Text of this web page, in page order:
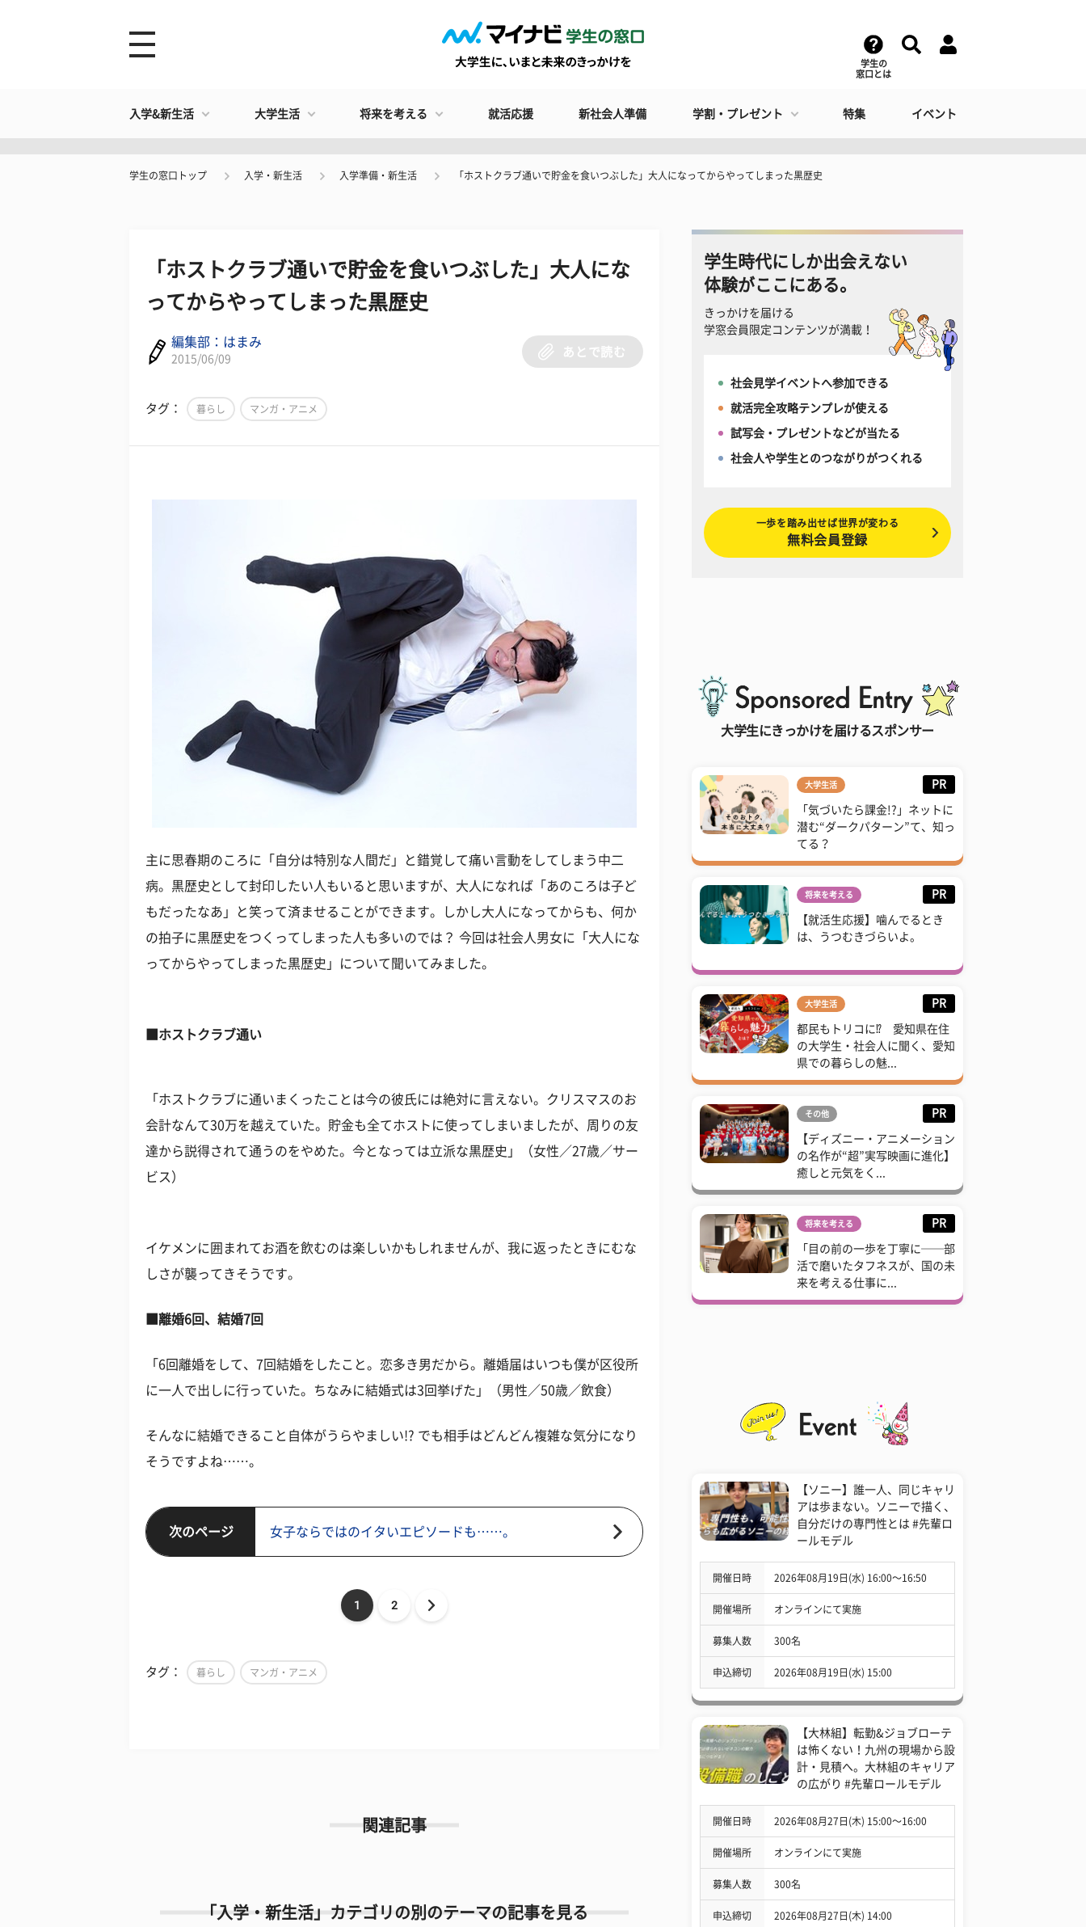
学生の
窓口とは
入学&新生活 大学生活 将来を考える 就活応援 新社会人準備 学割・プレゼント 特集 イベント
学生の窓口トップ 入学・新生活 入学準備・新生活 「ホストクラブ通いで貯金を食いつぶした」大人になってからやってしまった黒歴史
「ホストクラブ通いで貯金を食いつぶした」大人にな
ってからやってしまった黒歴史
編集部：はまみ
2015/06/09
あとで読む
タグ： 暮らし マンガ・アニメ
主に思春期のころに「自分は特別な人間だ」と錯覚して痛い言動をしてしまう中二
病。黒歴史として封印したい人もいると思いますが、大人になれば「あのころは子ど
もだったなあ」と笑って済ませることができます。しかし大人になってからも、何か
の拍子に黒歴史をつくってしまった人も多いのでは？ 今回は社会人男女に「大人にな
ってからやってしまった黒歴史」について聞いてみました。
■ホストクラブ通い
「ホストクラブに通いまくったことは今の彼氏には絶対に言えない。クリスマスのお
会計なんて30万を越えていた。貯金も全てホストに使ってしまいましたが、周りの友
達から説得されて通うのをやめた。今となっては立派な黒歴史」（女性／27歳／サー
ビス）
イケメンに囲まれてお酒を飲むのは楽しいかもしれませんが、我に返ったときにむな
しさが襲ってきそうです。
■離婚6回、結婚7回
「6回離婚をして、7回結婚をしたこと。恋多き男だから。離婚届はいつも僕が区役所
に一人で出しに行っていた。ちなみに結婚式は3回挙げた」（男性／50歳／飲食）
そんなに結婚できること自体がうらやましい!? でも相手はどんどん複雑な気分になり
そうですよね……。
次のページ 女子ならではのイタいエピソードも……。
1 2
タグ： 暮らし マンガ・アニメ
関連記事
「入学・新生活」カテゴリの別のテーマの記事を見る
学生時代にしか出会えない
体験がここにある。
きっかけを届ける
学窓会員限定コンテンツが満載！
社会見学イベントへ参加できる
就活完全攻略テンプレが使える
試写会・プレゼントなどが当たる
社会人や学生とのつながりがつくれる
一歩を踏み出せば世界が変わる
無料会員登録
大学生にきっかけを届けるスポンサー
大学生活 PR
「気づいたら課金!?」ネットに
潜む“ダークパターン”て、知っ
てる？
将来を考える PR
【就活生応援】噛んでるとき
は、うつむきづらいよ。
大学生活 PR
都民もトリコに⁉ 愛知県在住
の大学生・社会人に聞く、愛知
県での暮らしの魅...
その他 PR
【ディズニー・アニメーション
の名作が“超”実写映画に進化】
癒しと元気をく...
将来を考える PR
「目の前の一歩を丁寧に──部
活で磨いたタフネスが、国の未
来を考える仕事に...
【ソニー】誰一人、同じキャリ
アは歩まない。ソニーで描く、
自分だけの専門性とは #先輩ロ
ールモデル
開催日時 2026年08月19日(水) 16:00〜16:50
開催場所 オンラインにて実施
募集人数 300名
申込締切 2026年08月19日(水) 15:00
【大林組】転勤&ジョブローテ
は怖くない！九州の現場から設
計・見積へ。大林組のキャリア
の広がり #先輩ロールモデル
開催日時 2026年08月27日(木) 15:00〜16:00
開催場所 オンラインにて実施
募集人数 300名
申込締切 2026年08月27日(木) 14:00